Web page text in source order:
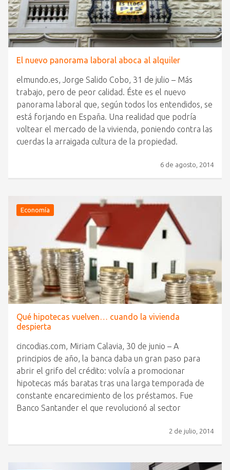
El nuevo panorama laboral aboca al alquiler
elmundo.es, Jorge Salido Cobo, 31 de julio – Más
trabajo, pero de peor calidad. Éste es el nuevo
panorama laboral que, según todos los entendidos, se
está forjando en España. Una realidad que podría
voltear el mercado de la vivienda, poniendo contra las
cuerdas la arraigada cultura de la propiedad.
6 de agosto, 2014
Economía
Qué hipotecas vuelven… cuando la vivienda
despierta
cincodias.com, Miriam Calavia, 30 de junio – A
principios de año, la banca daba un gran paso para
abrir el grifo del crédito: volvía a promocionar
hipotecas más baratas tras una larga temporada de
constante encarecimiento de los préstamos. Fue
Banco Santander el que revolucionó al sector
2 de julio, 2014